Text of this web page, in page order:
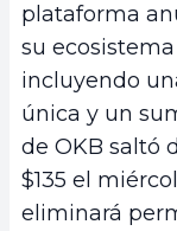
plataforma
su
incluyendo
única y un
de OKB saltó
$135 el
eliminará